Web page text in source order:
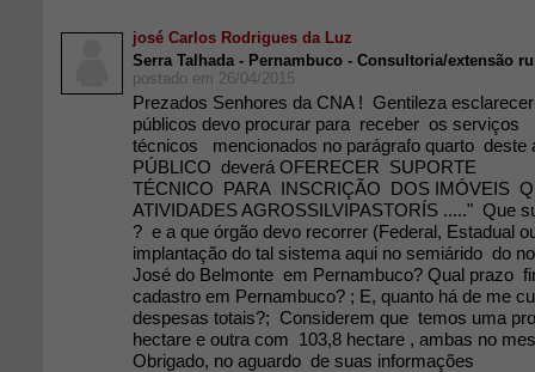
josé Carlos Rodrigues da Luz
Serra Talhada - Pernambuco - Consultoria/extensão
postado em 26/04/2015
Prezados Senhores da CNA ! Gentileza
públicos devo procurar para receber os serviços
técnicos mencionados no parágrafo quarto deste
PÚBLICO deverá OFERECER SUPORTE
TÉCNICO PARA INSCRIÇÃO DOS IMÓVEIS
ATIVIDADES AGROSSILVIPASTORÍS ....." Que
? e a que órgão devo recorrer (Federal, Estadual
implantação do tal sistema aqui no semiárido do
José do Belmonte em Pernambuco? Qual prazo
cadastro em Pernambuco? ; E, quanto há de me
despesas totais?; Considerem que temos uma
hectare e outra com 103,8 hectare , ambas no
Obrigado, no aguardo de suas informações